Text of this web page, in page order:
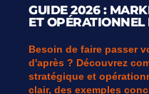
GUIDE 2026 :
ET OPÉRATIONNEL
Besoin de faire passer
d'après ? Découvrez
stratégique et
clair, des exemples